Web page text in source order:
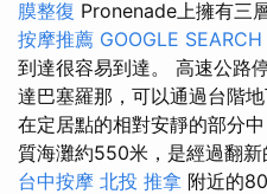
膜整復 Pronenade上擁有三
按摩推薦 GOOGLE
到達很容易到達。 高速公路
達巴塞羅那，可以通過台階
在定居點​​的相對安靜的部分
質海灘約550米，是經過翻新
台中按摩 北投 推拿 附近的